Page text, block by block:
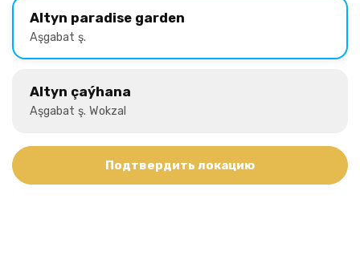
Altyn paradise garden
Aşgabat ş.
Altyn çaýhana
Aşgabat ş. Wokzal
Подтвердить локацию